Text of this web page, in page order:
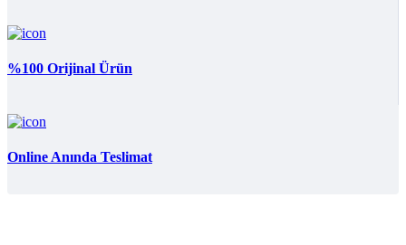
%100 Orijinal Ürün
Online Anında Teslimat